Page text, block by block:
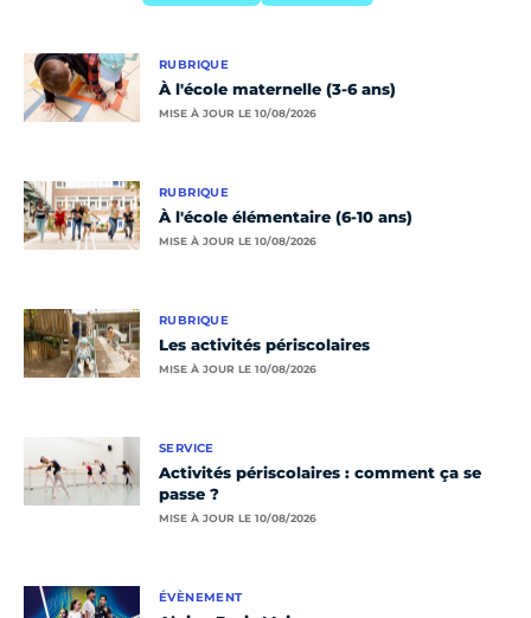
RUBRIQUE
À l'école maternelle (3-6 ans)
MISE À JOUR LE 10/08/2026
RUBRIQUE
À l'école élémentaire (6-10 ans)
MISE À JOUR LE 10/08/2026
RUBRIQUE
Les activités périscolaires
MISE À JOUR LE 10/08/2026
SERVICE
Activités périscolaires : comment ça se
passe ?
MISE À JOUR LE 10/08/2026
ÉVÈNEMENT